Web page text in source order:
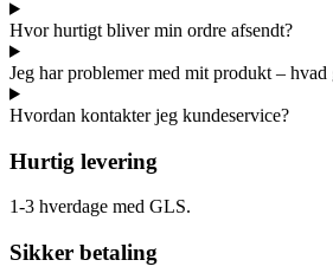
Hvor hurtigt bliver min ordre afsendt?
Jeg har problemer med mit produkt – hvad
Hvordan kontakter jeg kundeservice?
Hurtig levering
1-3 hverdage med GLS.
Sikker betaling